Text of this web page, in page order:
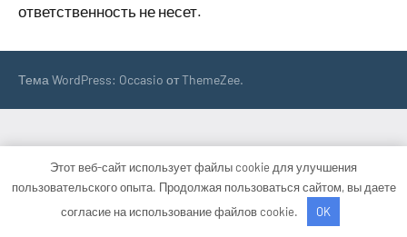
ответственность не несет.
Тема WordPress: Occasio от ThemeZee.
Этот веб-сайт использует файлы cookie для улучшения
пользовательского опыта. Продолжая пользоваться сайтом, вы даете
согласие на использование файлов cookie.
OK